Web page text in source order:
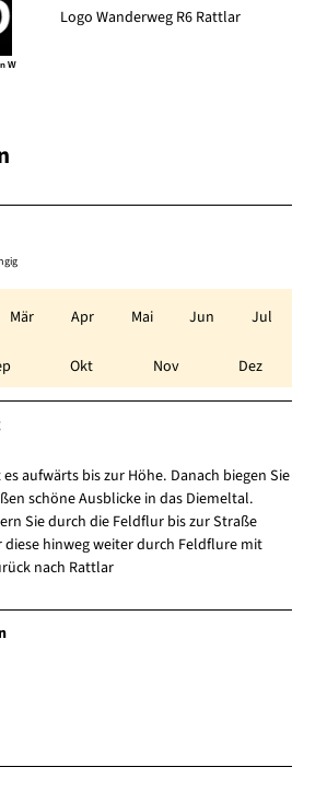
W
Logo Wanderweg R6 Rattlar
Mär Apr Mai Jun Jul
Okt Nov Dez
aufwärts bis zur Höhe. Danach biegen Sie
schöne Ausblicke in das Diemeltal.
Sie durch die Feldflur bis zur Straße
diese hinweg weiter durch Feldflure mit
nach Rattlar